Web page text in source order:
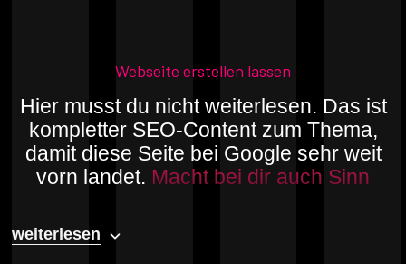
Webseite erstellen lassen
Hier musst du nicht weiterlesen. Das ist
kompletter SEO-Content zum Thema,
damit diese Seite bei Google sehr weit
vorn landet. Macht bei dir auch Sinn
weiterlesen